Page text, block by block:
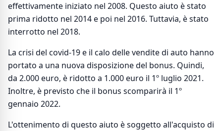
effettivamente iniziato nel 2008. Questo aiuto è stato
prima ridotto nel 2014 e poi nel 2016. Tuttavia, è stato
interrotto nel 2018.
La crisi del covid-19 e il calo delle vendite di auto hanno
portato a una nuova disposizione del bonus. Quindi,
da 2.000 euro, è ridotto a 1.000 euro il 1º luglio 2021.
Inoltre, è previsto che il bonus scomparirà il 1º
gennaio 2022.
L'ottenimento di questo aiuto è soggetto all'acquisto di